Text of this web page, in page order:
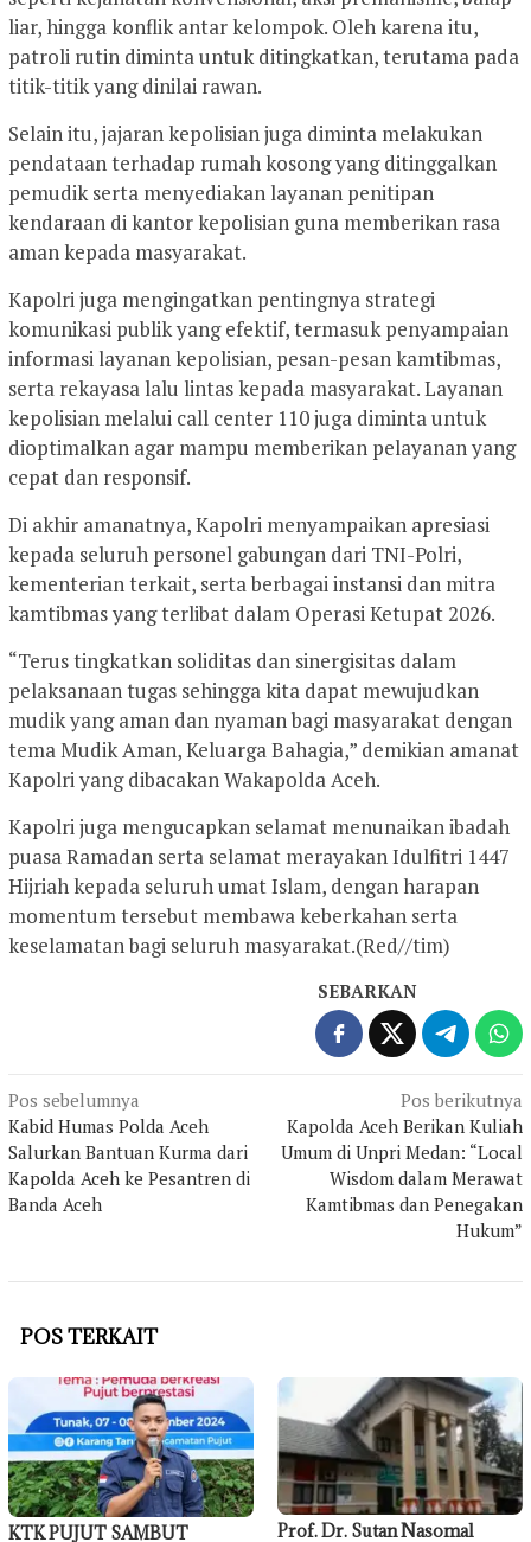
liar, hingga konflik antar kelompok. Oleh karena itu,
patroli rutin diminta untuk ditingkatkan, terutama pada
titik-titik yang dinilai rawan.
Selain itu, jajaran kepolisian juga diminta melakukan
pendataan terhadap rumah kosong yang ditinggalkan
pemudik serta menyediakan layanan penitipan
kendaraan di kantor kepolisian guna memberikan rasa
aman kepada masyarakat.
Kapolri juga mengingatkan pentingnya strategi
komunikasi publik yang efektif, termasuk penyampaian
informasi layanan kepolisian, pesan-pesan kamtibmas,
serta rekayasa lalu lintas kepada masyarakat. Layanan
kepolisian melalui call center 110 juga diminta untuk
dioptimalkan agar mampu memberikan pelayanan yang
cepat dan responsif.
Di akhir amanatnya, Kapolri menyampaikan apresiasi
kepada seluruh personel gabungan dari TNI-Polri,
kementerian terkait, serta berbagai instansi dan mitra
kamtibmas yang terlibat dalam Operasi Ketupat 2026.
“Terus tingkatkan soliditas dan sinergisitas dalam
pelaksanaan tugas sehingga kita dapat mewujudkan
mudik yang aman dan nyaman bagi masyarakat dengan
tema Mudik Aman, Keluarga Bahagia,” demikian amanat
Kapolri yang dibacakan Wakapolda Aceh.
Kapolri juga mengucapkan selamat menunaikan ibadah
puasa Ramadan serta selamat merayakan Idulfitri 1447
Hijriah kepada seluruh umat Islam, dengan harapan
momentum tersebut membawa keberkahan serta
keselamatan bagi seluruh masyarakat.(Red//tim)
SEBARKAN
Navigasi
pos
Pos sebelumnya
Kabid Humas Polda Aceh
Salurkan Bantuan Kurma dari
Kapolda Aceh ke Pesantren di
Banda Aceh
Pos berikutnya
Kapolda Aceh Berikan Kuliah
Umum di Unpri Medan: “Local
Wisdom dalam Merawat
Kamtibmas dan Penegakan
Hukum”
POS TERKAIT
KTK PUJUT SAMBUT
Prof. Dr. Sutan Nasomal